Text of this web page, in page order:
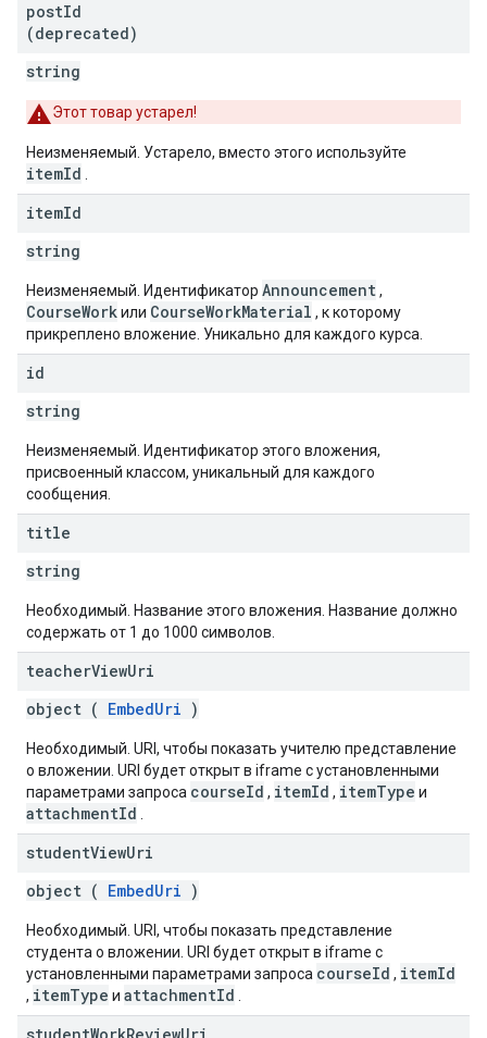
postId
(deprecated)
string
Этот товар устарел!
Неизменяемый. Устарело, вместо этого используйте
itemId
itemId
string
Неизменяемый. Идентификатор Announcement,
CourseWorkили CourseWorkMaterial , к которому
прикреплено вложение. Уникально для каждого курса.
id
string
Неизменяемый. Идентификатор этого вложения,
присвоенный классом, уникальный для каждого
сообщения.
title
string
Необходимый. Название этого вложения. Название должно
содержать от 1 до 1000 символов.
teacherViewUri
object ( EmbedUri )
Необходимый. URI, чтобы показать учителю представление
о вложении. URI будет открыт в iframe с установленными
параметрами запроса courseId , itemId , itemType и
attachmentId
studentViewUri
object ( EmbedUri )
Необходимый. URI, чтобы показать представление
студента о вложении. URI будет открыт в iframe с
установленными параметрами запроса courseId , itemId
, itemType и attachmentId